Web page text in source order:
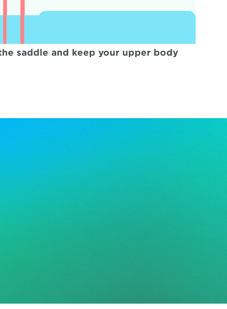
saddle and keep your upper body